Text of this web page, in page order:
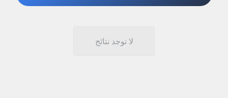
لا توجد نتائج